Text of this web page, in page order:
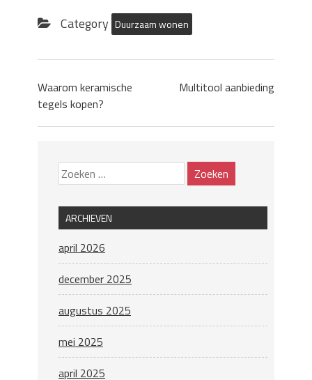
Category Duurzaam wonen
Waarom keramische
tegels kopen?
Multitool aanbieding
ARCHIEVEN
april 2026
december 2025
augustus 2025
mei 2025
april 2025